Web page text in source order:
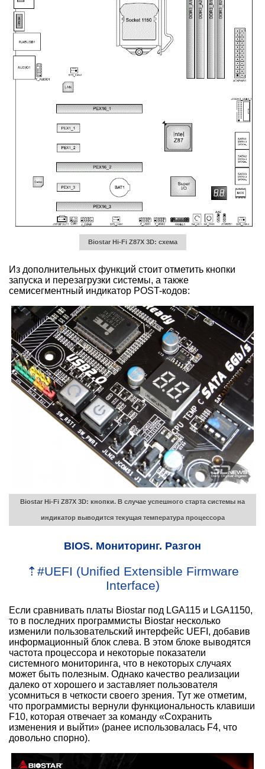
Biostar Hi-Fi Z87X 3D: схема
Из дополнительных функций стоит отметить кнопки
запуска и перезагрузки системы, а также
семисегментный индикатор POST-кодов:
Biostar Hi-Fi Z87X 3D: кнопки. В случае успешного старта системы на
индикатор выводится текущая температура процессора
BIOS. Мониторинг. Разгон
⇡ #UEFI (Unified Extensible Firmware
Interface)
Если сравнивать платы Biostar под LGA115 и LGA1150,
то в последних программисты Biostar несколько
изменили пользовательский интерфейс UEFI, добавив
информационный блок слева. В этом блоке выводятся
частота процессора и некоторые показатели
системного мониторинга, что в некоторых случаях
может быть полезным. Однако качество реализации
далеко от хорошего и заставляет пользователя
усомниться в четкости своего зрения. Тут же отметим,
что программисты вернули функциональность клавиши
F10, которая отвечает за команду «Сохранить
изменения и выйти» (ранее использовалась F4, что
довольно спорно).